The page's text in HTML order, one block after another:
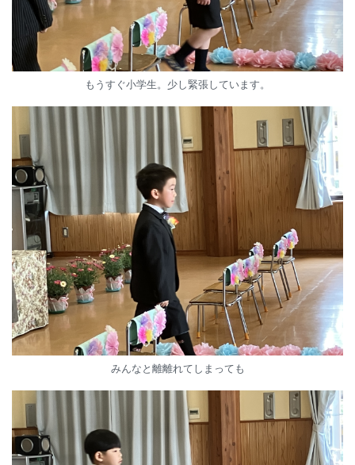
もうすぐ小学生。少し緊張しています。
みんなと離離れてしまっても